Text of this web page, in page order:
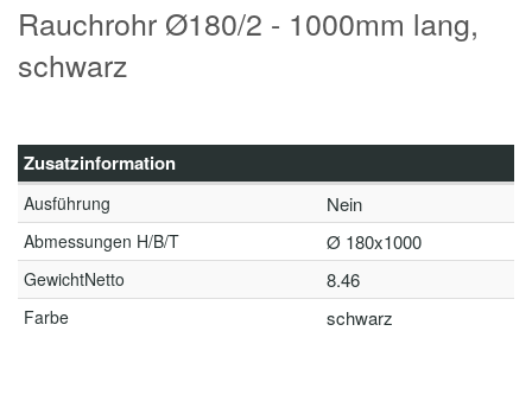
Rauchrohr Ø180/2 - 1000mm lang,
schwarz
Zusatzinformation
Ausführung Nein
Abmessungen H/B/T Ø 180x1000
GewichtNetto 8.46
Farbe schwarz